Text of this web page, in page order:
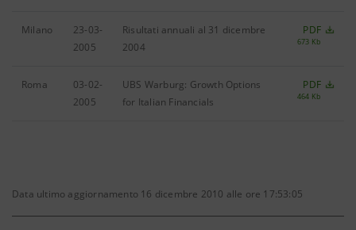
Milano
23-03-
2005
Risultati annuali al 31 dicembre
2004
PDF
673 Kb
Roma
03-02-
2005
UBS Warburg: Growth Options
for Italian Financials
PDF
464 Kb
Data ultimo aggiornamento 16 dicembre 2010 alle ore 17:53:05